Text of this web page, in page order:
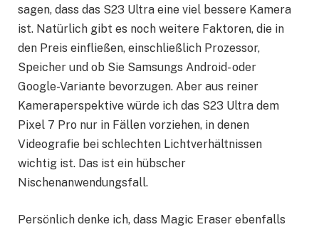
sagen, dass das S23 Ultra eine viel bessere Kamera
ist. Natürlich gibt es noch weitere Faktoren, die in
den Preis einfließen, einschließlich Prozessor,
Speicher und ob Sie Samsungs Android- oder
Google-Variante bevorzugen. Aber aus reiner
Kameraperspektive würde ich das S23 Ultra dem
Pixel 7 Pro nur in Fällen vorziehen, in denen
Videografie bei schlechten Lichtverhältnissen
wichtig ist. Das ist ein hübscher
Nischenanwendungsfall.
Persönlich denke ich, dass Magic Eraser ebenfalls